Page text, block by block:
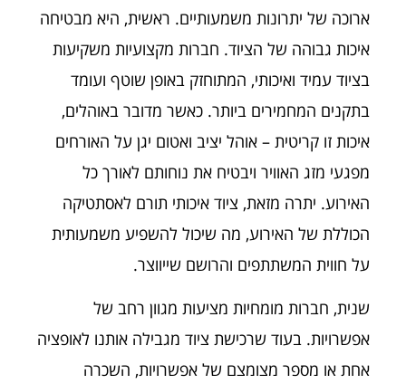
ארוכה של יתרונות משמעותיים. ראשית, היא מבטיחה
איכות גבוהה של הציוד. חברות מקצועיות משקיעות
בציוד עמיד ואיכותי, המתוחזק באופן שוטף ועומד
בתקנים המחמירים ביותר. כאשר מדובר באוהלים,
איכות זו קריטית – אוהל יציב ואטום יגן על האורחים
מפגעי מזג האוויר ויבטיח את נוחותם לאורך כל
האירוע. יתרה מזאת, ציוד איכותי תורם לאסתטיקה
הכוללת של האירוע, מה שיכול להשפיע משמעותית
על חווית המשתתפים והרושם שייווצר.
שנית, חברות מומחיות מציעות מגוון רחב של
אפשרויות. בעוד שרכישת ציוד מגבילה אותנו לאופציה
אחת או מספר מצומצם של אפשרויות, השכרה